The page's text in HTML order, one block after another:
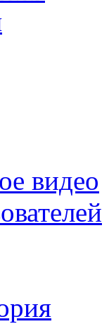
видео